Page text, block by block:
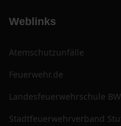
Weblinks
Atemschutzunfälle
Feuerwehr.de
Landesfeuerwehrschule BW
Stadtfeuerwehrverband